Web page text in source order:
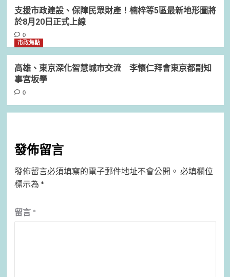
支援市政建設、保障民眾財產！楠梓等5區最新地形圖將
於8月20日正式上線
0
市政焦點
高雄、東京深化智慧城市交流 李懷仁拜會東京都副知
事宮坂學
0
發佈留言
發佈留言必須填寫的電子郵件地址不會公開。 必填欄位
標示為 *
留言 *